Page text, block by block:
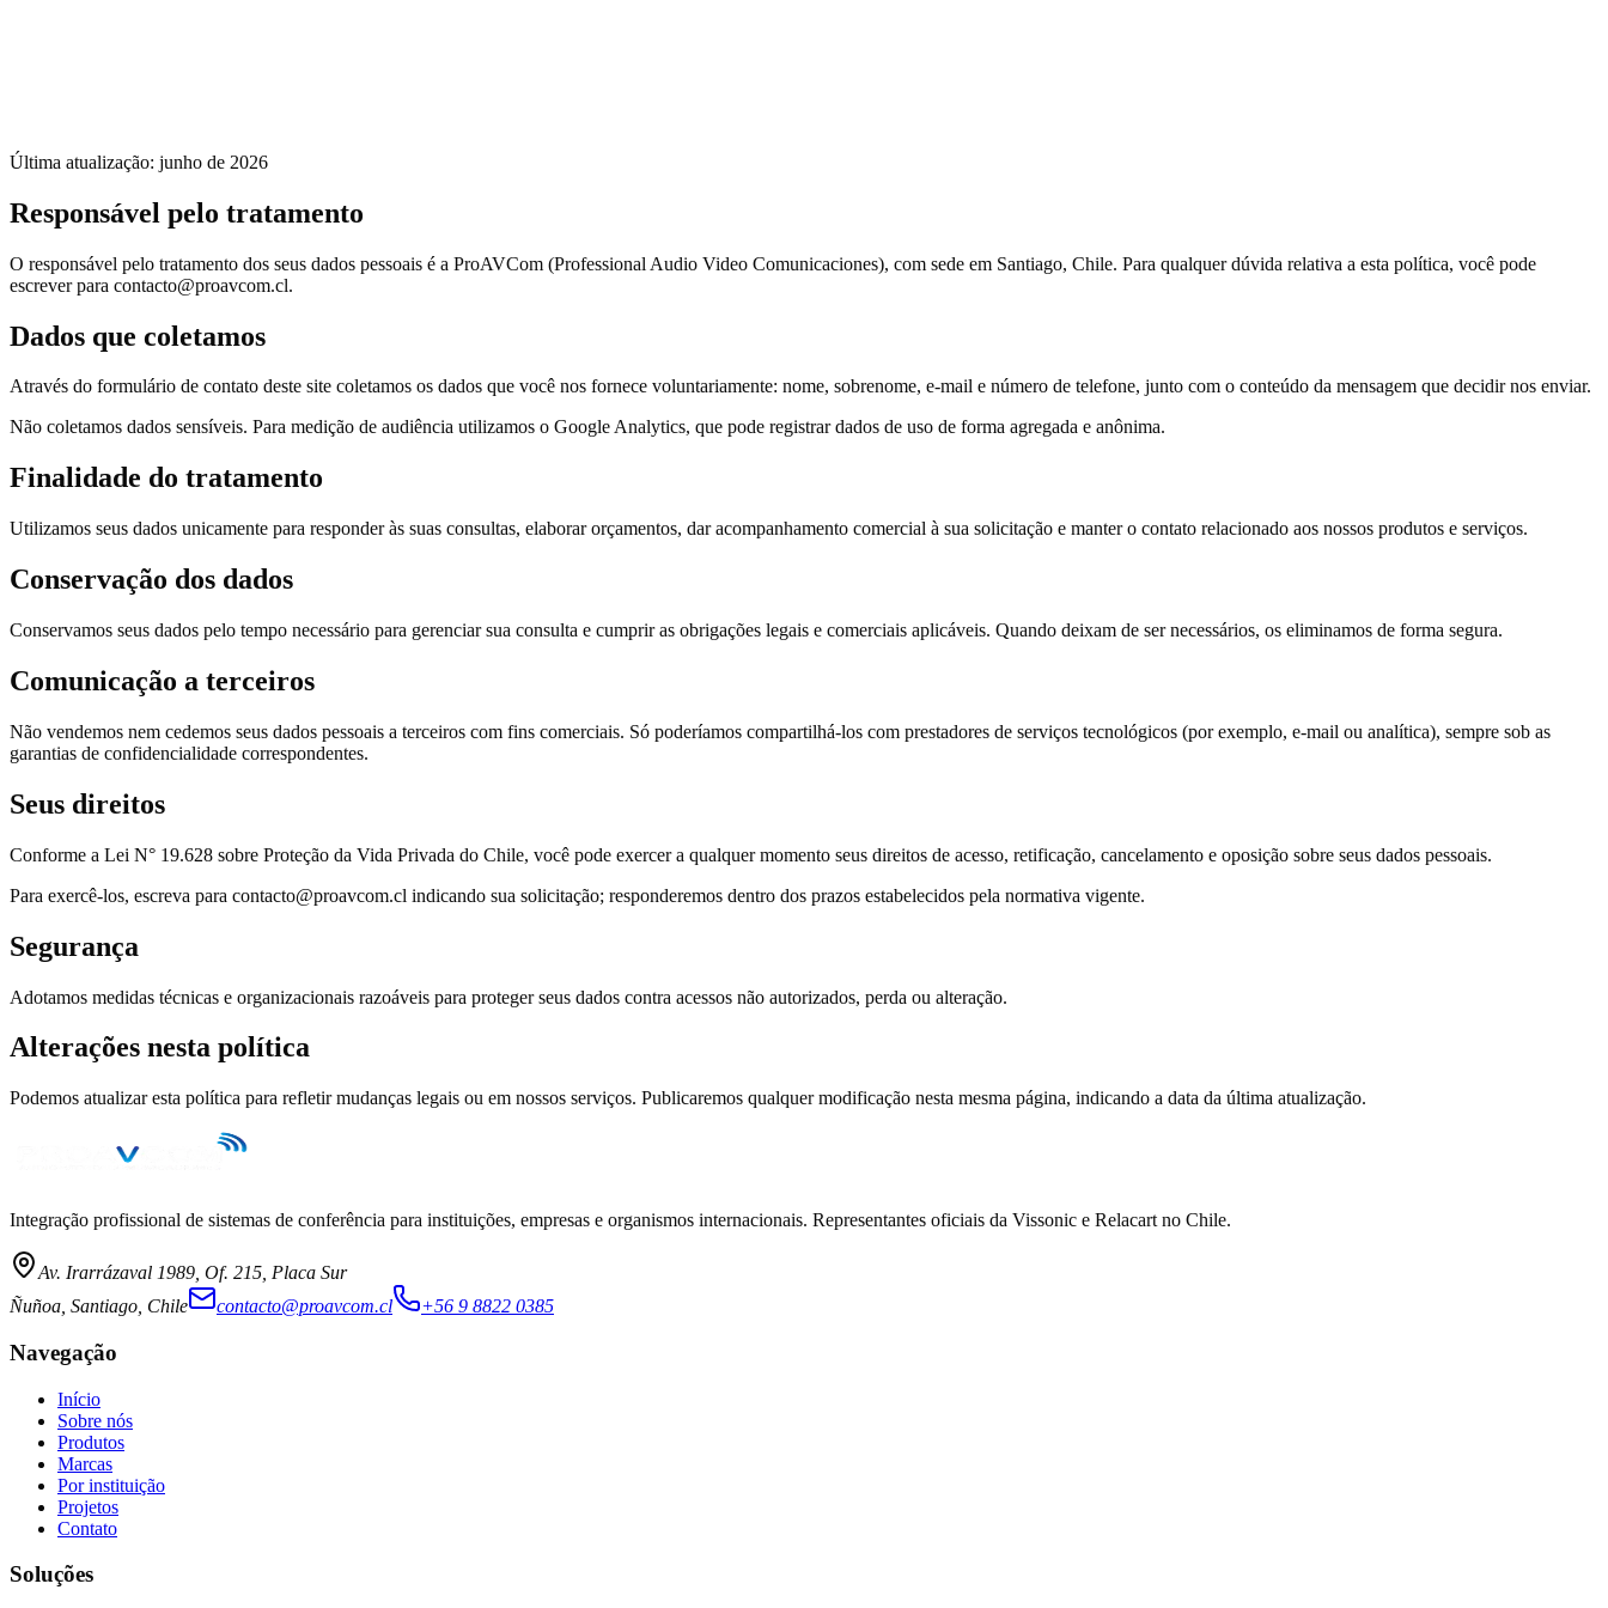
Última atualização: junho de 2026
Responsável pelo tratamento
O responsável pelo tratamento dos seus dados pessoais é a ProAVCom (Professional Audio Video Comunicaciones), com sede em Santiago, Chile. Para qualquer dúvida relativa a esta política, você pode
escrever para contacto@proavcom.cl.
Dados que coletamos
Através do formulário de contato deste site coletamos os dados que você nos fornece voluntariamente: nome, sobrenome, e-mail e número de telefone, junto com o conteúdo da mensagem que decidir nos enviar.
Não coletamos dados sensíveis. Para medição de audiência utilizamos o Google Analytics, que pode registrar dados de uso de forma agregada e anônima.
Finalidade do tratamento
Utilizamos seus dados unicamente para responder às suas consultas, elaborar orçamentos, dar acompanhamento comercial à sua solicitação e manter o contato relacionado aos nossos produtos e serviços.
Conservação dos dados
Conservamos seus dados pelo tempo necessário para gerenciar sua consulta e cumprir as obrigações legais e comerciais aplicáveis. Quando deixam de ser necessários, os eliminamos de forma segura.
Comunicação a terceiros
Não vendemos nem cedemos seus dados pessoais a terceiros com fins comerciais. Só poderíamos compartilhá-los com prestadores de serviços tecnológicos (por exemplo, e-mail ou analítica), sempre sob as
garantias de confidencialidade correspondentes.
Seus direitos
Conforme a Lei N° 19.628 sobre Proteção da Vida Privada do Chile, você pode exercer a qualquer momento seus direitos de acesso, retificação, cancelamento e oposição sobre seus dados pessoais.
Para exercê-los, escreva para contacto@proavcom.cl indicando sua solicitação; responderemos dentro dos prazos estabelecidos pela normativa vigente.
Segurança
Adotamos medidas técnicas e organizacionais razoáveis para proteger seus dados contra acessos não autorizados, perda ou alteração.
Alterações nesta política
Podemos atualizar esta política para refletir mudanças legais ou em nossos serviços. Publicaremos qualquer modificação nesta mesma página, indicando a data da última atualização.
Integração profissional de sistemas de conferência para instituições, empresas e organismos internacionais. Representantes oficiais da Vissonic e Relacart no Chile.
Av. Irarrázaval 1989, Of. 215, Placa Sur
Ñuñoa, Santiago, Chile
contacto@proavcom.cl +56 9 8822 0385
Navegação
Início
Sobre nós
Produtos
Marcas
Por instituição
Projetos
Contato
Soluções